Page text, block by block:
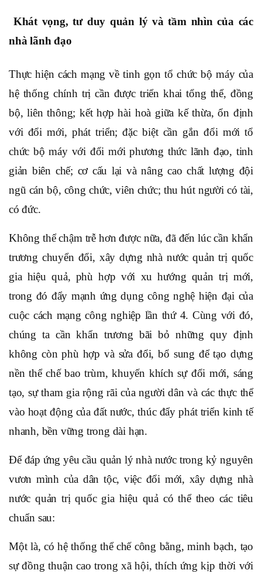
Khát vọng, tư duy quản lý và tầm nhìn của các
nhà lãnh đạo
Thực hiện cách mạng về tinh gọn tổ chức bộ máy của
hệ thống chính trị cần được triển khai tổng thể, đồng
bộ, liên thông; kết hợp hài hoà giữa kế thừa, ổn định
với đổi mới, phát triển; đặc biệt cần gắn đổi mới tổ
chức bộ máy với đổi mới phương thức lãnh đạo, tinh
giản biên chế; cơ cấu lại và nâng cao chất lượng đội
ngũ cán bộ, công chức, viên chức; thu hút người có tài,
có đức.
Không thể chậm trễ hơn được nữa, đã đến lúc cần khẩn
trương chuyển đổi, xây dựng nhà nước quản trị quốc
gia hiệu quả, phù hợp với xu hướng quản trị mới,
trong đó đẩy mạnh ứng dụng công nghệ hiện đại của
cuộc cách mạng công nghiệp lần thứ 4. Cùng với đó,
chúng ta cần khẩn trương bãi bỏ những quy định
không còn phù hợp và sửa đổi, bổ sung để tạo dựng
nền thể chế bao trùm, khuyến khích sự đổi mới, sáng
tạo, sự tham gia rộng rãi của người dân và các thực thể
vào hoạt động của đất nước, thúc đẩy phát triển kinh tế
nhanh, bền vững trong dài hạn.
Để đáp ứng yêu cầu quản lý nhà nước trong kỷ nguyên
vươn mình của dân tộc, việc đổi mới, xây dựng nhà
nước quản trị quốc gia hiệu quả có thể theo các tiêu
chuẩn sau:
Một là, có hệ thống thể chế công bằng, minh bạch, tạo
sự đồng thuận cao trong xã hội, thích ứng kịp thời với